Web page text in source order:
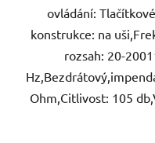
ovládání:
konstrukce: na
rozsah: 20-
Ohm,Citlivost: 105